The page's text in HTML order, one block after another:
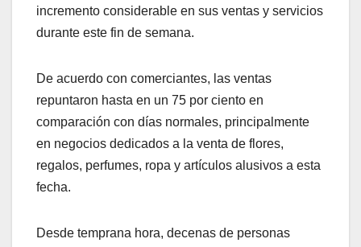
incremento considerable en sus ventas y servicios
durante este fin de semana.
De acuerdo con comerciantes, las ventas
repuntaron hasta en un 75 por ciento en
comparación con días normales, principalmente
en negocios dedicados a la venta de flores,
regalos, perfumes, ropa y artículos alusivos a esta
fecha.
Desde temprana hora, decenas de personas